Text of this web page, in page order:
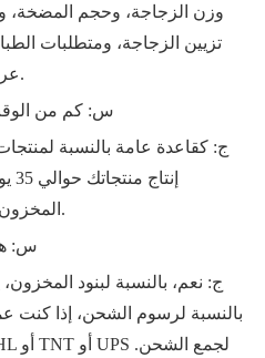
وزن الزجاجة، وحجم المضخة،
تزيين الزجاجة، ومتطلبات
عرض أسعار في غضون 12 ساعة.
س: كم من
ج: كقاعدة عامة بالنسبة
المخزون، يمكننا ترتيب الشحن كما تريد.
س:
ج: نعم، بالنسبة لبنود
بالنسبة لرسوم الشحن، إذا كنت